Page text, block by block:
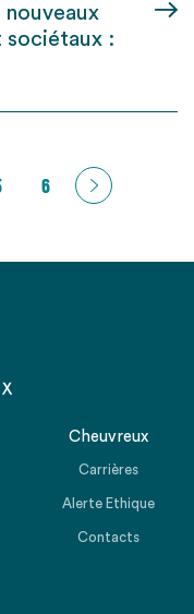
sociétaux :
6
Cheuvreux
Carrières
Alerte Ethique
Contacts